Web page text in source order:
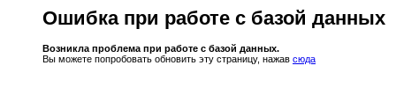
Ошибка при работе с базой данных
Возникла проблема при работе с базой данных.
Вы можете попробовать обновить эту страницу, нажав сюда